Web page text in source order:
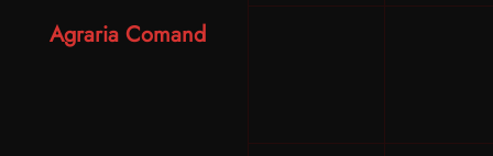
Agraria Comand